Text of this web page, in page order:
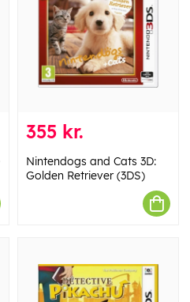
355 kr.
Nintendogs and Cats 3D:
Golden Retriever (3DS)